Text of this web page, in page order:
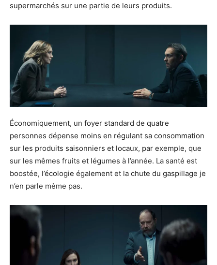
supermarchés sur une partie de leurs produits.
Économiquement, un foyer standard de quatre
personnes dépense moins en régulant sa consommation
sur les produits saisonniers et locaux, par exemple, que
sur les mêmes fruits et légumes à l’année. La santé est
boostée, l’écologie également et la chute du gaspillage je
n’en parle même pas.